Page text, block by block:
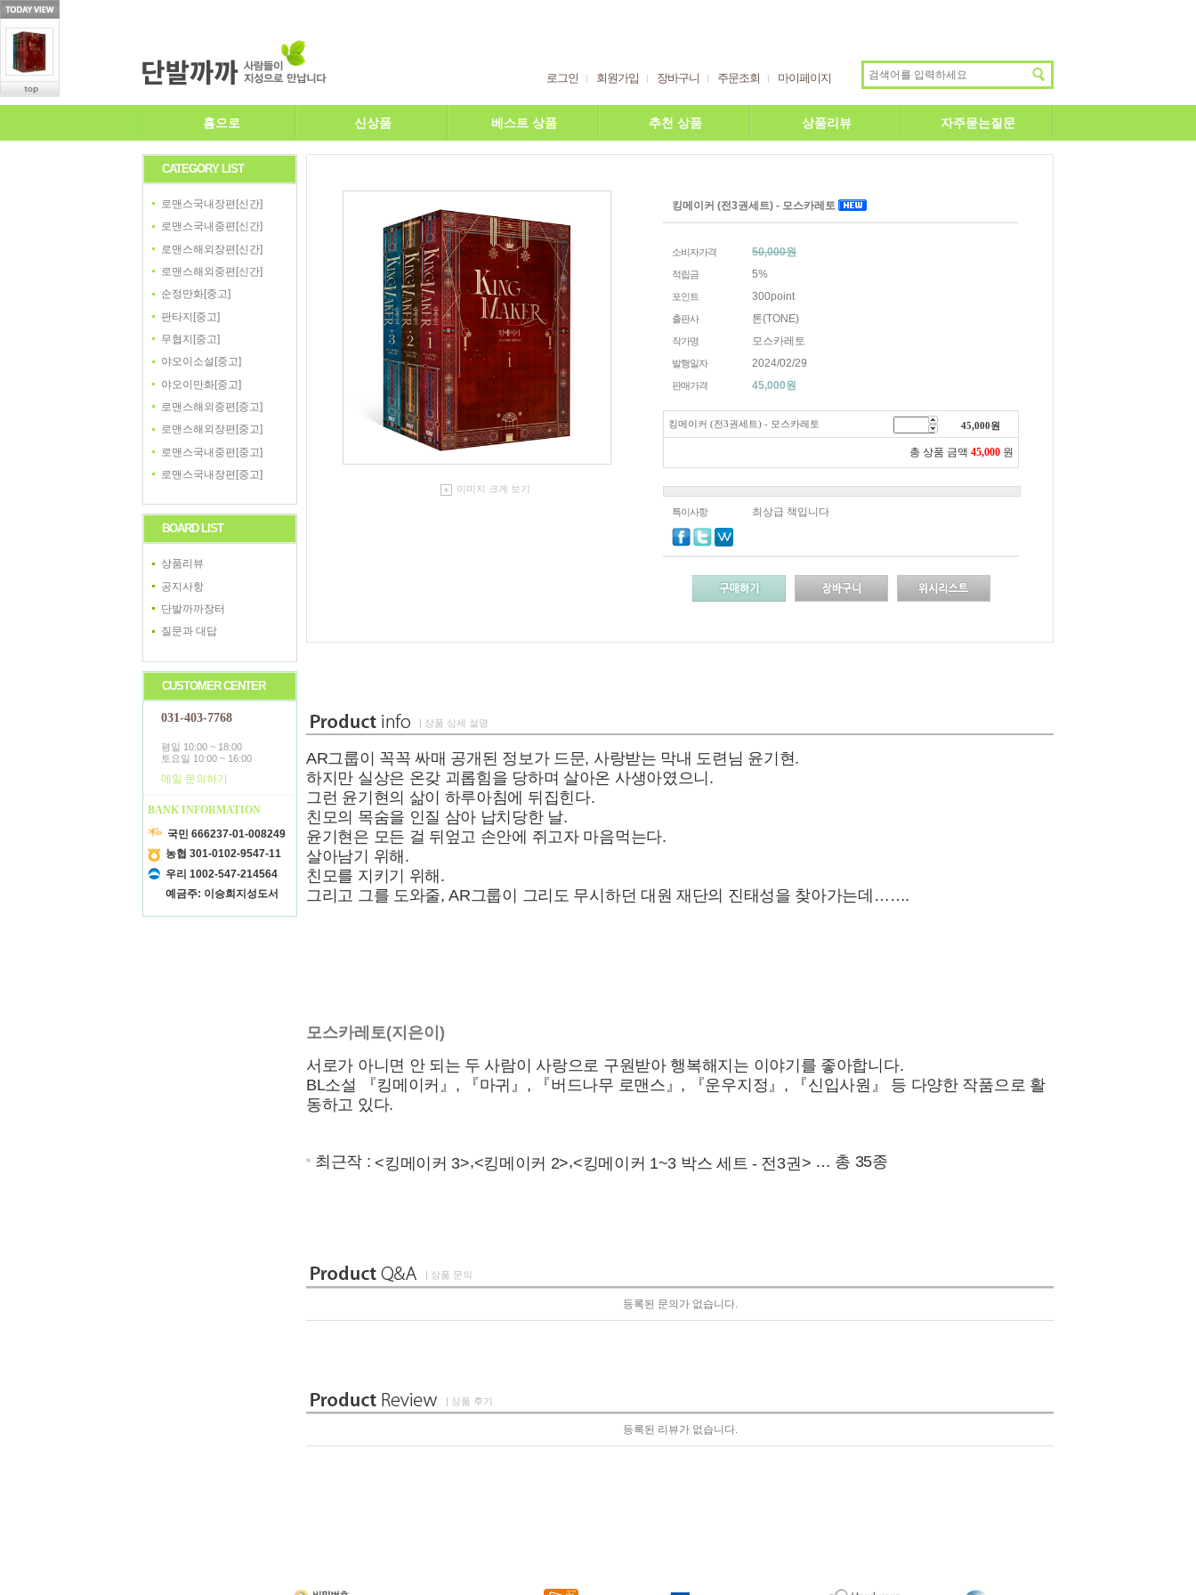
로그인 회원가입 장바구니 주문조회 마이페이지
홈으로 신상품 베스트 상품 추천 상품 상품리뷰 자주묻는질문
CATEGORY LIST
로맨스국내장편[신간]
로맨스국내중편[신간]
로맨스해외장편[신간]
로맨스해외중편[신간]
순정만화[중고]
판타지[중고]
무협지[중고]
야오이소설[중고]
야오이만화[중고]
로맨스해외중편[중고]
로맨스해외장편[중고]
로맨스국내중편[중고]
로맨스국내장편[중고]
BOARD LIST
상품리뷰
공지사항
단발까까장터
질문과 대답
CUSTOMER CENTER
031-403-7768
평일 10:00 ~ 18:00
토요일 10:00 ~ 16:00
메일 문의하기
BANK INFORMATION
국민 666237-01-008249
농협 301-0102-9547-11
우리 1002-547-214564
예금주: 이승희지성도서
이미지 크게 보기
킹메이커 (전3권세트) - 모스카레토
소비자가격 50,000원
적립금 5%
포인트 300point
출판사 톤(TONE)
작가명 모스카레토
발행일자 2024/02/29
판매가격 45,000원
킹메이커 (전3권세트) - 모스카레토 45,000원
총 상품 금액 45,000 원
특이사항 최상급 책입니다
| 상품 상세 설명
AR그룹이 꼭꼭 싸매 공개된 정보가 드문, 사랑받는 막내 도련님 윤기현.
하지만 실상은 온갖 괴롭힘을 당하며 살아온 사생아였으니.
그런 윤기현의 삶이 하루아침에 뒤집힌다.
친모의 목숨을 인질 삼아 납치당한 날.
윤기현은 모든 걸 뒤엎고 손안에 쥐고자 마음먹는다.
살아남기 위해.
친모를 지키기 위해.
그리고 그를 도와줄, AR그룹이 그리도 무시하던 대원 재단의 진태성을 찾아가는데…….
모스카레토(지은이)
서로가 아니면 안 되는 두 사람이 사랑으로 구원받아 행복해지는 이야기를 좋아합니다.
BL소설 『킹메이커』, 『마귀』, 『버드나무 로맨스』, 『운우지정』, 『신입사원』 등 다양한 작품으로 활
동하고 있다.
최근작 : <킹메이커 3>,<킹메이커 2>,<킹메이커 1~3 박스 세트 - 전3권> … 총 35종
| 상품 문의
등록된 문의가 없습니다.
| 상품 후기
등록된 리뷰가 없습니다.